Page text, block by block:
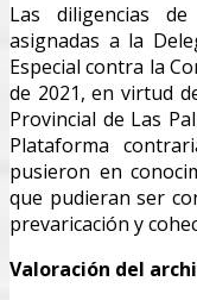
Las diligencias
asignadas a la
Especial contra la
de 2021, en virtud
Provincial de Las
Plataforma
pusieron en
que pudieran ser
prevaricación y
Valoración del